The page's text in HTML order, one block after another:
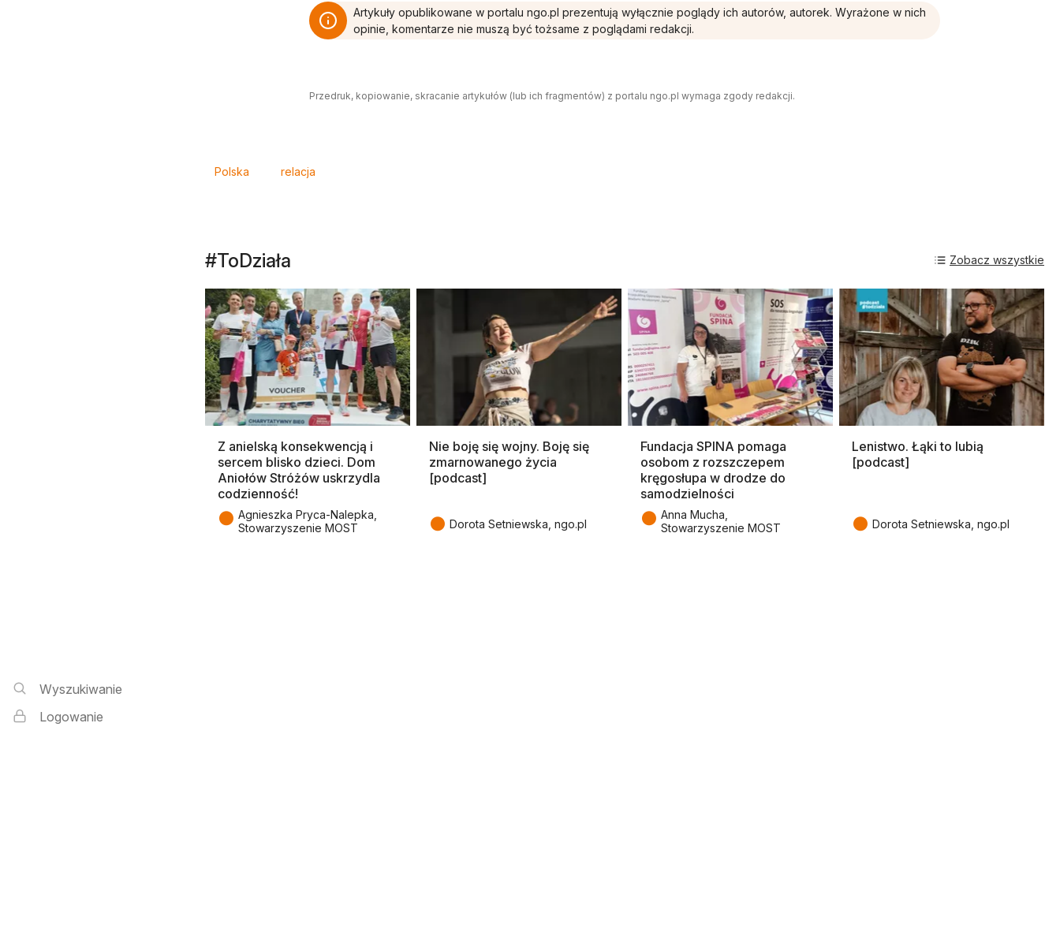
Wyszukiwarka i logowanie
Wyszukiwanie
Logowanie
Artykuły opublikowane w portalu ngo.pl prezentują wyłącznie poglądy ich autorów, autorek. Wyrażone w nich
opinie, komentarze nie muszą być tożsame z poglądami redakcji.
Przedruk, kopiowanie, skracanie artykułów (lub ich fragmentów) z portalu ngo.pl wymaga zgody redakcji.
Polska relacja
#ToDziała
Z anielską konsekwencją i
sercem blisko dzieci. Dom
Aniołów Stróżów uskrzydla
codzienność!
● Agnieszka Pryca-Nalepka,
Stowarzyszenie MOST
Nie boję się wojny. Boję się
zmarnowanego życia
[podcast]
● Dorota Setniewska, ngo.pl
Fundacja SPINA pomaga
osobom z rozszczepem
kręgosłupa w drodze do
samodzielności
● Anna Mucha,
Stowarzyszenie MOST
Lenistwo. Łąki to lubią
[podcast]
● Dorota Setniewska, ngo.pl
Zobacz wszystkie